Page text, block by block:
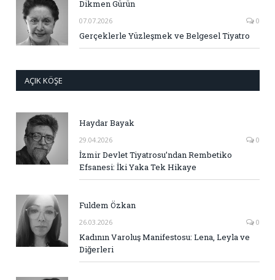
Dikmen Gürün
07.07.2026 0
Gerçeklerle Yüzleşmek ve Belgesel Tiyatro
AÇIK KÖŞE
Haydar Bayak
29.04.2026 0
İzmir Devlet Tiyatrosu’ndan Rembetiko
Efsanesi: İki Yaka Tek Hikaye
Fuldem Özkan
26.03.2026 0
Kadının Varoluş Manifestosu: Lena, Leyla ve
Diğerleri